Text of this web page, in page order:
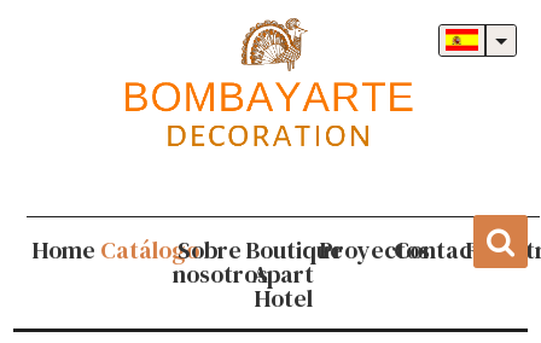
Home CatálogoSobre
nosotros
Boutique
Apart
Hotel
ProyectosContacto